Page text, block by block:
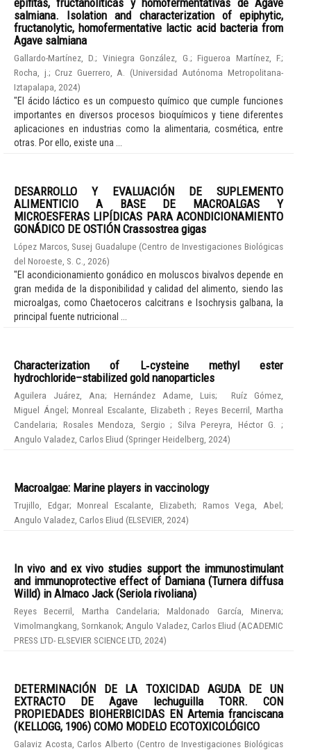
salmiana. Isolation and characterization of epiphytic,
fructanolytic, homofermentative lactic acid bacteria from
Agave salmiana
Gallardo-Martínez, D.; Viniegra González, G. ;Figueroa Martínez, F.;
Rocha, j. ;Cruz Guerrero, A. (Universidad Autónoma Metropolitana-
Iztapalapa 2024)
"El ácido láctico es un compuesto químico que cumple funciones
importantes en diversos procesos bioquímicos y tiene diferentes
aplicaciones en industrias como la alimentaria, cosmética, entre
otras. Por ello, existe una ...
DESARROLLO Y EVALUACIÓN DE SUPLEMENTO
ALIMENTICIO A BASE DE MACROALGAS Y
MICROESFERAS LIPÍDICAS PARA ACONDICIONAMIENTO
GONÁDICO DE OSTIÓN Crassostrea gigas
López Marcos, Susej Guadalupe (Centro de Investigaciones Biológicas
del Noroeste, S. C.
2026)
"El acondicionamiento gonádico en moluscos bivalvos depende en
gran medida de la disponibilidad y calidad del alimento, siendo las
microalgas, como Chaetoceros calcitrans e Isochrysis galbana, la
principal fuente nutricional ...
Characterization of L‑cysteine methyl ester
hydrochloride–stabilized gold nanoparticles
Aguilera Juárez, Ana; Hernández Adame, Luis;
Ruíz Gómez,
Miguel Ángel;Monreal Escalante, Elizabeth; Reyes Becerril, Martha
Candelaria; Rosales Mendoza, Sergio; Silva Pereyra, Héctor G.;
Angulo Valadez, Carlos Eliud (Springer Heidelberg 2024)
Macroalgae: Marine players in vaccinology
Trujillo, Edgar;Monreal Escalante, Elizabeth; Ramos Vega, Abel;
Angulo Valadez, Carlos Eliud (ELSEVIER 2024)
In vivo and ex vivo studies support the immunostimulant
and immunoprotective effect of Damiana (Turnera diffusa
Willd) in Almaco Jack (Seriola rivoliana)
Reyes Becerril, Martha Candelaria;Maldonado García, Minerva;
Vimolmangkang, Sornkanok; Angulo Valadez, Carlos Eliud (ACADEMIC
PRESS LTD- ELSEVIER SCIENCE LTD 2024)
DETERMINACIÓN DE LA TOXICIDAD AGUDA DE UN
EXTRACTO DE Agave lechuguilla TORR. CON
PROPIEDADES BIOHERBICIDAS EN Artemia franciscana
(KELLOGG, 1906) COMO MODELO ECOTOXICOLÓGICO
Galaviz Acosta, Carlos Alberto (Centro de Investigaciones Biológicas